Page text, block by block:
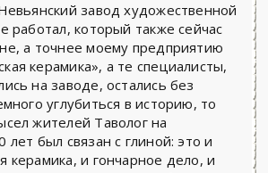
завод художественной
работал, который также сейчас
а точнее моему предприятию
керамика», а те специалисты,
на заводе, остались без
углубиться в историю, то
жителей Таволог на
был связан с глиной: это и
керамика, и гончарное дело, и